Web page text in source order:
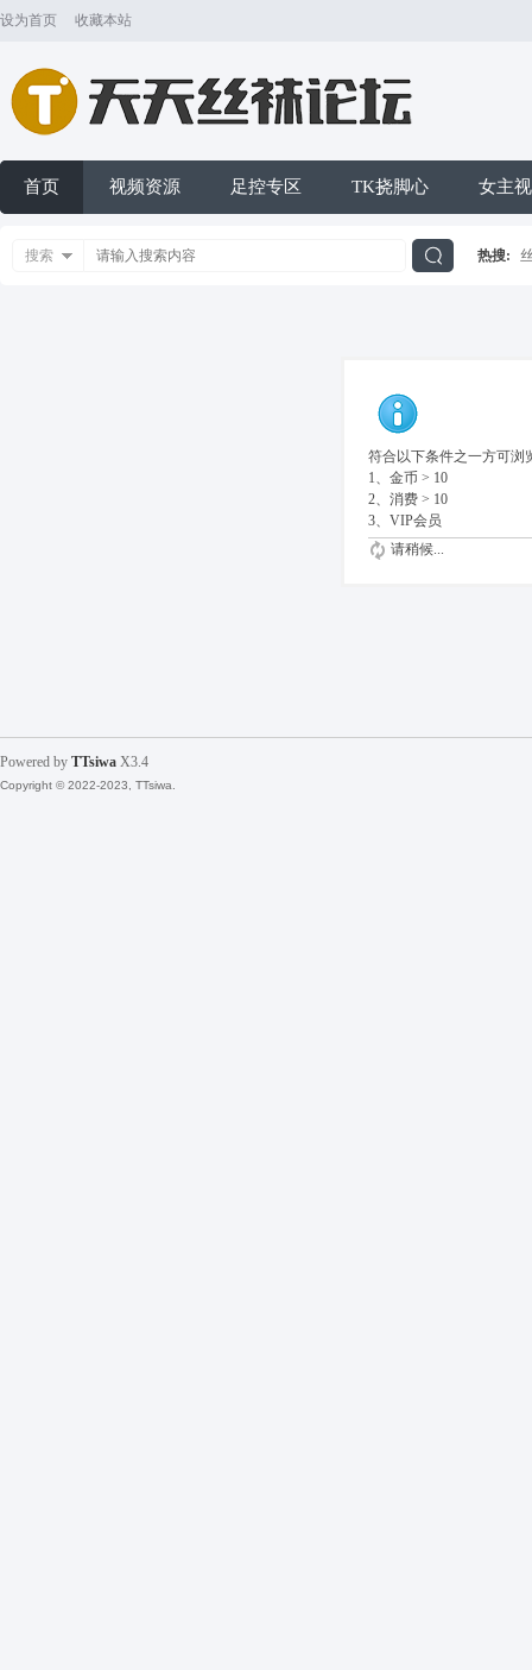
设为首页 收藏本站
首页 视频资源 足控专区 TK挠脚心 女主
搜索 热搜:
符合以下条件之一方可浏
1、金币 > 10
2、消费 > 10
3、VIP会员
请稍候...
Powered by TTsiwa X3.4
Copyright © 2022-2023, TTsiwa.